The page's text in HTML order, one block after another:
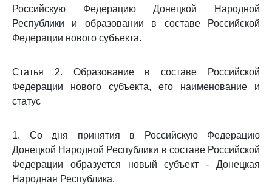
Российскую Федерацию Донецкой Народной
Республики и образовании в составе Российской
Федерации нового субъекта.
Статья 2. Образование в составе Российской
Федерации нового субъекта, его наименование и
статус
1. Со дня принятия в Российскую Федерацию
Донецкой Народной Республики в составе Российской
Федерации образуется новый субъект - Донецкая
Народная Республика.